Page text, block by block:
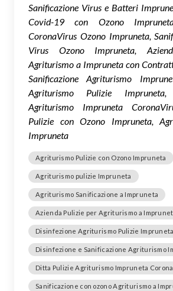
Sanificazione Virus e Batteri
Covid-19 con Ozono
CoronaVirus Ozono Impruneta,
Virus Ozono Impruneta,
Agriturismo a Impruneta con
Sanificazione Agriturismo
Agriturismo Pulizie
Agriturismo Impruneta
Pulizie con Ozono Impruneta,
Impruneta
Agriturismo Pulizie con Ozono Impruneta
Agriturismo pulizie Impruneta
Agriturismo Sanificazione a Impruneta
Azienda Pulizie per Agriturismo a
Disinfezione Agriturismo Pulizie Impruneta
Disinfezione e Sanificazione Agriturismo
Ditta Pulizie Agriturismo Impruneta
Sanificazione con ozono Agriturismo a